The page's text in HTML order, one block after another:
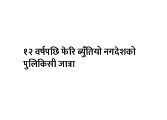
१२ वर्षपछि फेरि ब्युँतियो नगदेशको
पुलिकिसी जात्रा